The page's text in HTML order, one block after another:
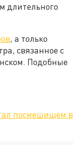
длительного
, а только
связанное с
Подобные
посмешищем в